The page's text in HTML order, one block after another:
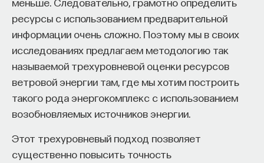
ресурсы с использованием предварительной
информации очень сложно. Поэтому мы в своих
исследованиях предлагаем методологию так
называемой трехуровневой оценки ресурсов
ветровой энергии там, где мы хотим построить
такого рода энергокомплекс с использованием
возобновляемых источников энергии.
Этот трехуровневый подход позволяет
существенно повысить точность
КУЛЬТУРНАЯ ПОЛИТИКА КУЛЬТУРСОЦИОЛОГИЯ
ГУМАНИТАРНЫЕ НАУКИ ЖУРНАЛ